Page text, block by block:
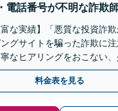
電話番号が不明な詐欺
富な実績】「悪質な投資詐
グサイトを騙った詐欺に
なヒアリングをおこない
ます！
料金表を見る